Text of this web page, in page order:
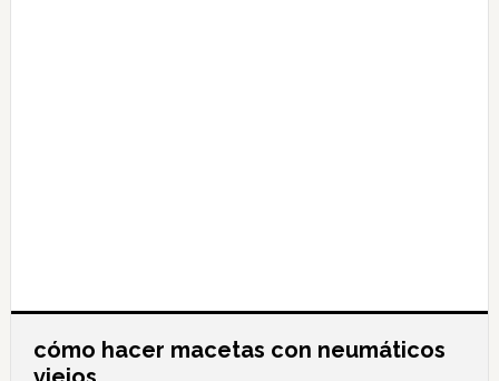
cómo hacer macetas con neumáticos